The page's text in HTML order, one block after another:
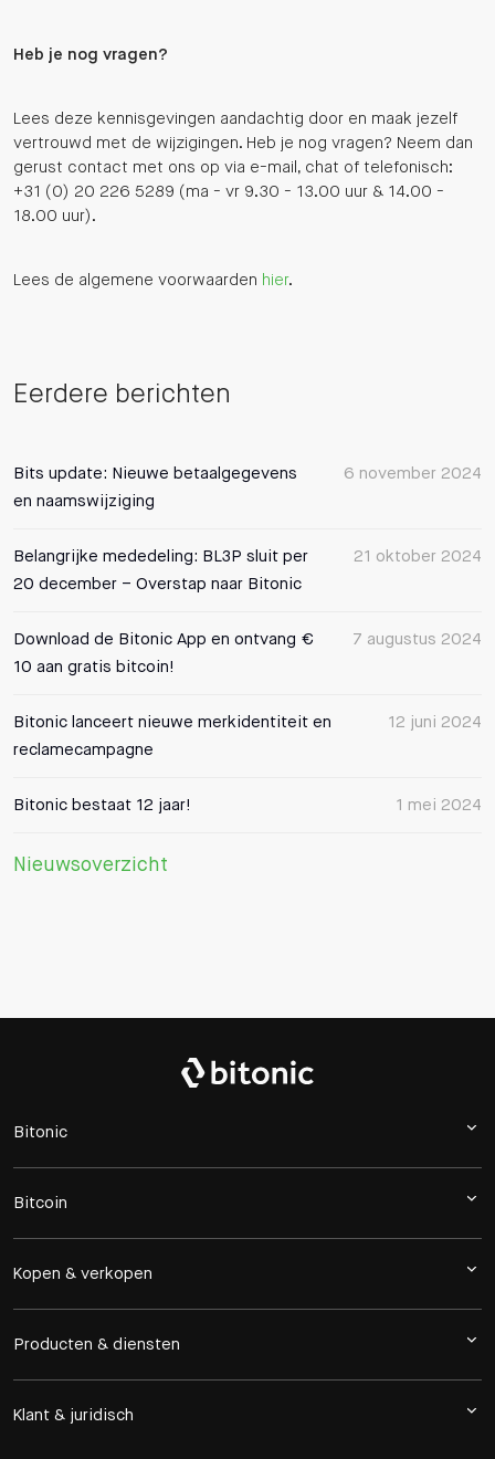
Heb je nog vragen?
Lees deze kennisgevingen aandachtig door en maak jezelf
vertrouwd met de wijzigingen. Heb je nog vragen? Neem dan
gerust contact met ons op via e-mail, chat of telefonisch:
+31 (0) 20 226 5289 (ma - vr 9.30 - 13.00 uur & 14.00 -
18.00 uur).
Lees de algemene voorwaarden hier.
Eerdere berichten
6 november 2024
Bits update: Nieuwe betaalgegevens
en naamswijziging
21 oktober 2024
Belangrijke mededeling: BL3P sluit per
20 december – Overstap naar Bitonic
7 augustus 2024
Download de Bitonic App en ontvang €
10 aan gratis bitcoin!
12 juni 2024
Bitonic lanceert nieuwe merkidentiteit en
reclamecampagne
1 mei 2024
Bitonic bestaat 12 jaar!
Nieuwsoverzicht
Bitonic
Bitcoin
Kopen & verkopen
Producten & diensten
Klant & juridisch